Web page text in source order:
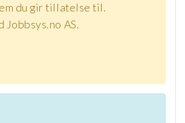
du gir tillatelse til.
AS.